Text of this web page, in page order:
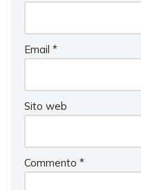
Email *
Sito web
Commento *